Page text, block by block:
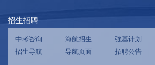
招生招聘
中考咨询 海航招生 強基计划
招生导航
导航页面 招聘公告